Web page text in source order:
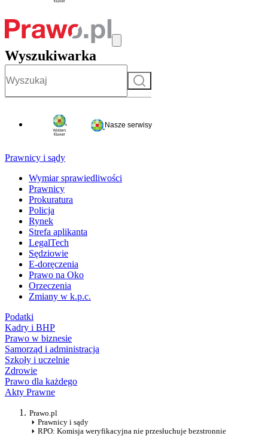
Wyszukiwarka
Szukaj
Nasze serwisy
Prawnicy i sądy
Wymiar sprawiedliwości
Prawnicy
Prokuratura
Policja
Rynek
Strefa aplikanta
LegalTech
Sędziowie
E-doręczenia
Prawo na Oko
Orzeczenia
Zmiany w k.p.c.
Podatki
Kadry i BHP
Prawo w biznesie
Samorząd i administracja
Szkoły i uczelnie
Zdrowie
Prawo dla każdego
Akty Prawne
Prawo.pl
Prawnicy i sądy
RPO: Komisja weryfikacyjna nie przesłuchuje bezstronnie